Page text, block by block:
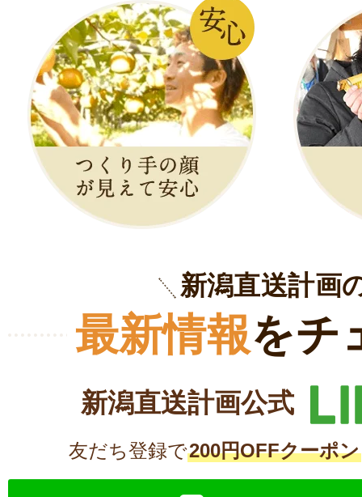
新潟直送計画
最新情報をチ
新潟直送計画公式
友だち登録で200円OFFクーポン